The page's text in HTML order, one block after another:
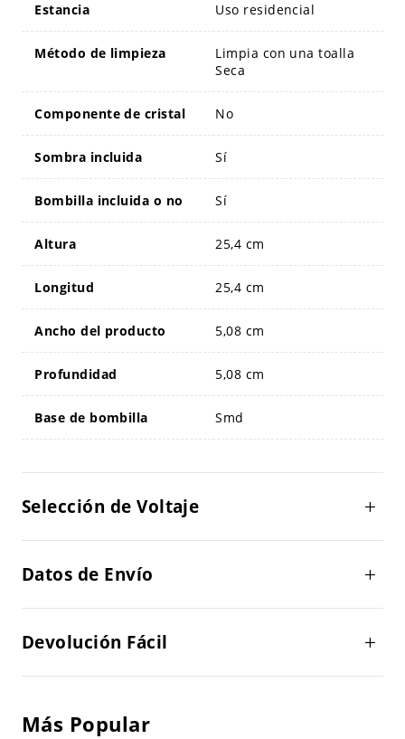
Estancia Uso residencial
Método de limpieza
Limpia con una toalla
Seca
Componente de cristal No
Sombra incluida Sí
Bombilla incluida o no Sí
Altura 25,4 cm
Longitud 25,4 cm
Ancho del producto 5,08 cm
Profundidad 5,08 cm
Base de bombilla Smd
Selección de Voltaje
Datos de Envío
Devolución Fácil
Más Popular